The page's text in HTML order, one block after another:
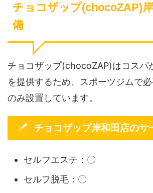
チョコザップ(chocoZAP)
備
チョコザップ(chocoZAP)はコスパ
を提供するため、スポーツジムで
のみ設置しています。
チョコザップ岸和田店のサ
セルフエステ：〇
セルフ脱毛：〇